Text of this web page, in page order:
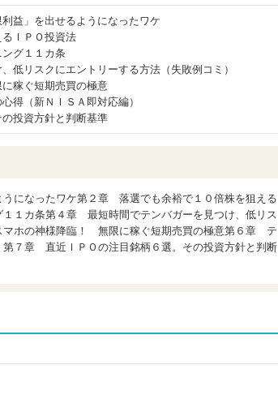
益」を出せるようになったワケ
ＩＰＯ投資法
グ１１カ条
リスクにエントリーする方法（失敗例コミ）
稼ぐ短期売買の極意
得（新ＮＩＳＡ即対応編）
投資方針と判断基準
になったワケ第２章 落選でも余裕で１０倍株を狙える
１カ条第４章 最短時間でテンバガーを見つけ、低リス
ホの神様降臨！ 無限に稼ぐ短期売買の極意第６章 テ
７章 直近ＩＰＯの注目銘柄６選。その投資方針と判断